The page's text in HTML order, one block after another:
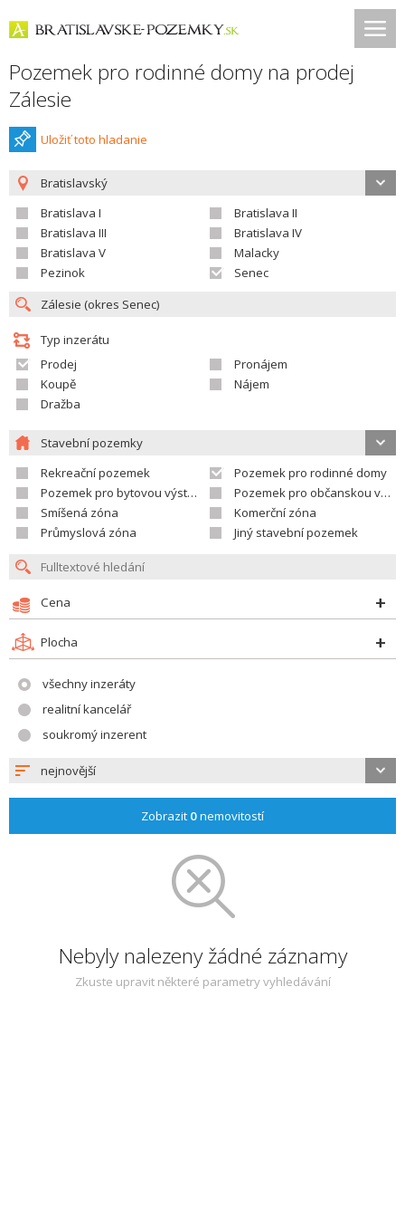
Pozemek pro rodinné domy na prodej
Zálesie
Uložiť toto hladanie
Bratislavský
Bratislava I
Bratislava II
Bratislava III
Bratislava IV
Bratislava V
Malacky
Pezinok
Senec
Typ inzerátu
Prodej
Pronájem
Koupě
Nájem
Dražba
Stavební pozemky
Rekreační pozemek
Pozemek pro rodinné domy
Pozemek pro bytovou výstavbu
Pozemek pro občanskou vybavenost
Smíšená zóna
Komerční zóna
Průmyslová zóna
Jiný stavební pozemek
Cena
Plocha
všechny inzeráty
realitní kancelář
soukromý inzerent
nejnovější
Zobrazit 0nemovitostí
Nebyly nalezeny žádné záznamy
Zkuste upravit některé parametry vyhledávání